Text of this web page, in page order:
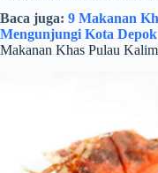
Baca juga: 9 Makanan
Mengunjungi Kota Depok
Makanan Khas Pulau